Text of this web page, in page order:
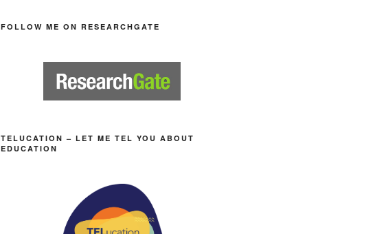
FOLLOW ME ON RESEARCHGATE
TELUCATION – LET ME TEL YOU ABOUT
EDUCATION